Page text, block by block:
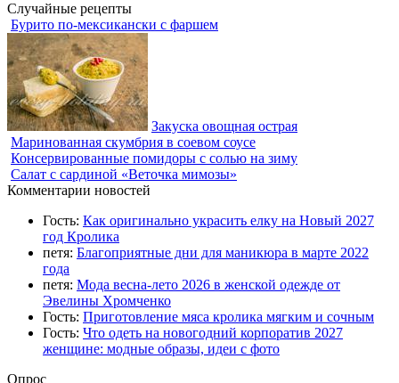
Случайные рецепты
Бурито по-мексикански с фаршем
Закуска овощная острая
Маринованная скумбрия в соевом соусе
Консервированные помидоры с солью на зиму
Салат с сардиной «Веточка мимозы»
Комментарии новостей
Гость: Как оригинально украсить елку на Новый 2027
год Кролика
петя: Благоприятные дни для маникюра в марте 2022
года
петя: Мода весна-лето 2026 в женской одежде от
Эвелины Хромченко
Гость: Приготовление мяса кролика мягким и сочным
Гость: Что одеть на новогодний корпоратив 2027
женщине: модные образы, идеи с фото
Опрос